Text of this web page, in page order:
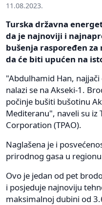
11.08.2023.
Turska državna
da je najnoviji i
bušenja raspoređen
da će biti upućen na
"Abdulhamid Han,
nalazi se na Akseki-1.
počinje bušiti bušotinu
Mediteranu", naveli su iz
Corporation (TPAO).
Naglašena je i
prirodnog gasa u
Ovo je jedan od pet
i posjeduje najnoviju
maksimalnoj dubini od